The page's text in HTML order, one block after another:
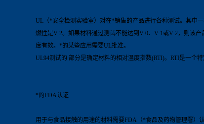
UL（*安全检测实验室）对在*销售的产品进行各种测试。其中
燃性是V-2。如果材料通过测试不能达到V-0、V-1或V-2，则该
度有效。*的某些应用需要UL批准。
UL94测试的 部分是确定材料的相对温度指数(RTI)。RTI是一个
*的FDA认证
用于与食品接触的用途的材料需要FDA（*食品及药物管理署）认